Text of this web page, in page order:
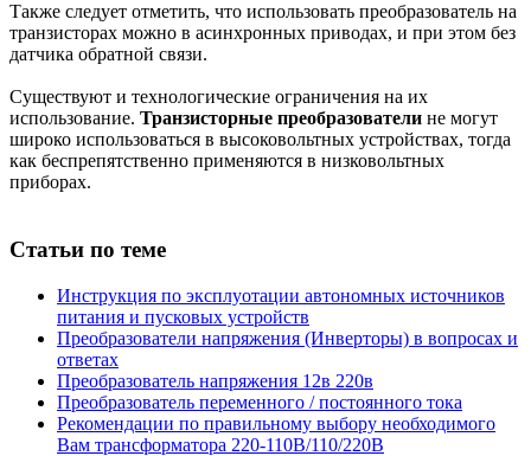
Также следует отметить, что использовать преобразователь на
транзисторах можно в асинхронных приводах, и при этом без
датчика обратной связи.
Существуют и технологические ограничения на их
использование. Транзисторные преобразователи не могут
широко использоваться в высоковольтных устройствах, тогда
как беспрепятственно применяются в низковольтных
приборах.
Статьи по теме
Инструкция по эксплуотации автономных источников
питания и пусковых устройств
Преобразователи напряжения (Инверторы) в вопросах и
ответах
Преобразователь напряжения 12в 220в
Преобразователь переменного / постоянного тока
Рекомендации по правильному выбору необходимого
Вам трансформатора 220-110В/110/220В